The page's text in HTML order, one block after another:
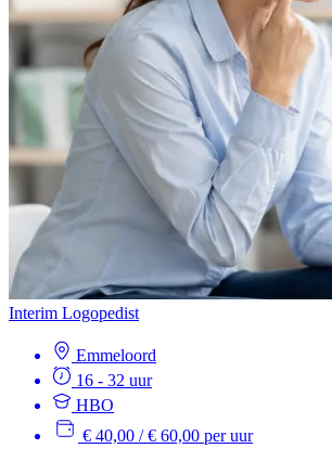
Interim Logopedist
Emmeloord
16 - 32 uur
HBO
€ 40,00 / € 60,00 per uur